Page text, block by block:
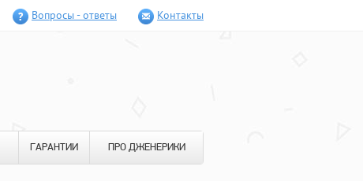
Вопросы - ответы Контакты
ГАРАНТИИ ПРО ДЖЕНЕРИКИ